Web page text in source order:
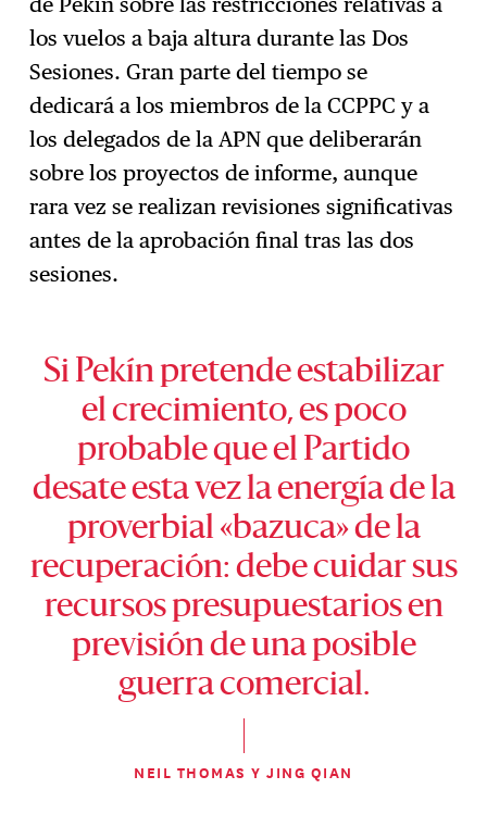
los vuelos a baja altura durante las Dos
Sesiones. Gran parte del tiempo se
dedicará a los miembros de la CCPPC y a
los delegados de la APN que deliberarán
sobre los proyectos de informe, aunque
rara vez se realizan revisiones significativas
antes de la aprobación final tras las dos
sesiones.
Si Pekín pretende estabilizar
el crecimiento, es poco
probable que el Partido
desate esta vez la energía de la
proverbial «bazuca» de la
recuperación: debe cuidar sus
recursos presupuestarios en
previsión de una posible
guerra comercial.
NEIL THOMAS Y JING QIAN